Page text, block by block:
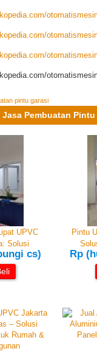
pintu garasi
Pembuatan
UPVC
Solusi
cs)
Pintu
Rp